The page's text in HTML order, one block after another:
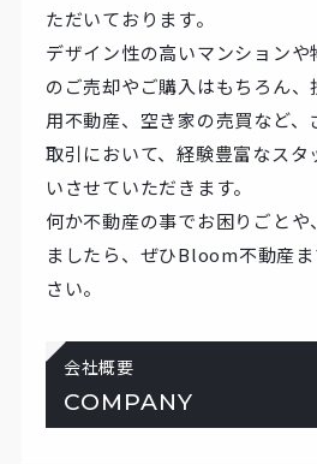
ただいております。
デザイン性の高いマンション
のご売却やご購入はもちろん
用不動産、空き家の売買など
取引において、経験豊富なスタ
いさせていただきます。
何か不動産の事でお困りごとや
ましたら、ぜひBloom不動産
さい。
会社概要
COMPANY